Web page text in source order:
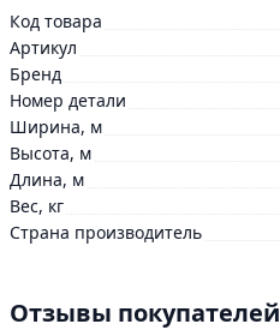
Код товара
Артикул
Бренд
Номер детали
Ширина, м
Высота, м
Длина, м
Вес, кг
Страна производитель
Отзывы покупателей